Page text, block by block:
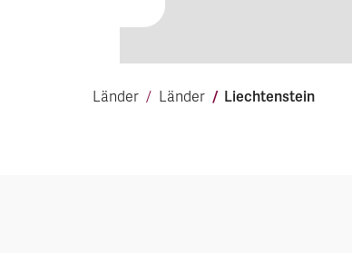
Länder Länder Liechtenstein